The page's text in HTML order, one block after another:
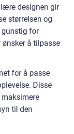
designen gir
størrelsen og
gunstig for
ønsker å tilpasse
for å passe
Disse
til den